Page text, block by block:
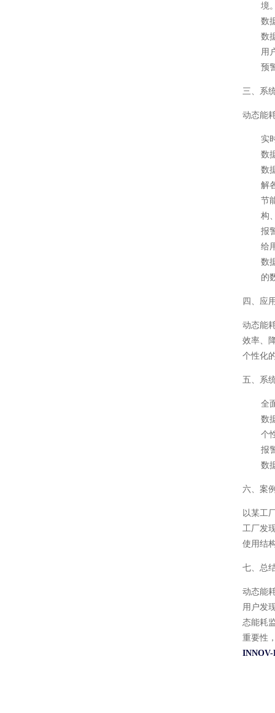
境
数
数
用
预
三、系
动态能
实
数
数
解
节
构
报
给
数
的
四、应
动态能
效率、
个性化
五、系
全
数
个
报
数
六、案
以某工
工厂发
使用结
七、总
动态能
用户发
态能耗
重要性
INNOV-